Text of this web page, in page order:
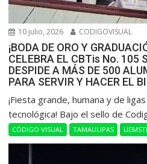
10 julio, 2026 CODIGOVISUAL
¡BODA DE ORO Y
CELEBRA EL CBTis No. 105
DESPIDE A MÁS DE 500
PARA SERVIR Y HACER EL
​¡Fiesta grande, humana y de
tecnológica! Bajo el sello de
CÓDIGO VISUAL TAMAULIPAS